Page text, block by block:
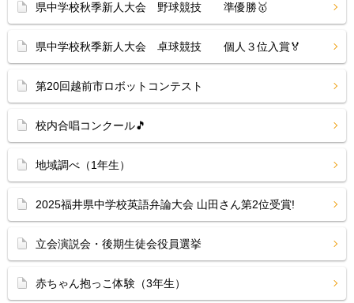
県中学校秋季新人大会 野球競技 準優勝🥇
県中学校秋季新人大会 卓球競技 個人３位入賞🏅
第20回越前市ロボットコンテスト
校内合唱コンクール🎵
地域調べ（1年生）
2025福井県中学校英語弁論大会 山田さん第2位受賞!
立会演説会・後期生徒会役員選挙
赤ちゃん抱っこ体験（3年生）